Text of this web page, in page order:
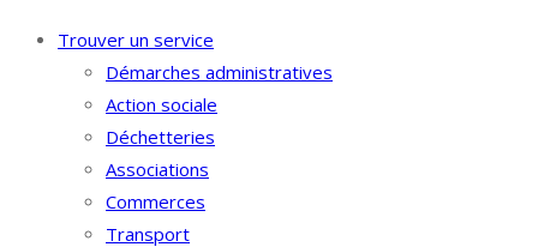
Trouver un service
Démarches administratives
Action sociale
Déchetteries
Associations
Commerces
Transport